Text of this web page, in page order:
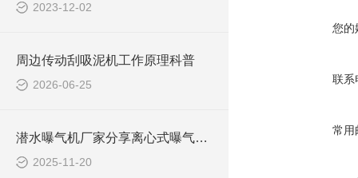
2023-12-02
周边传动刮吸泥机工作原理科普
2026-06-25
潜水曝气机厂家分享离心式曝气机与射流式曝气机如何选型
2025-11-20
您的
联系
常用